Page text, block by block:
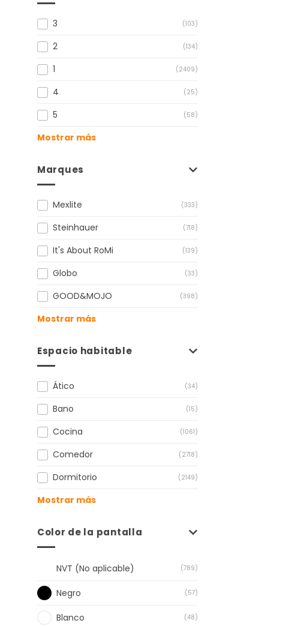
3 (103)
2 (134)
1 (2409)
4 (25)
5 (58)
Mostrar más
Marques
Mexlite (333)
Steinhauer (718)
It's About RoMi (139)
Globo (33)
GOOD&MOJO (398)
Mostrar más
Espacio habitable
Ático (34)
Bano (15)
Cocina (1061)
Comedor (2718)
Dormitorio (2149)
Mostrar más
Color de la pantalla
NVT (No aplicable) (789)
Negro (57)
Blanco (48)